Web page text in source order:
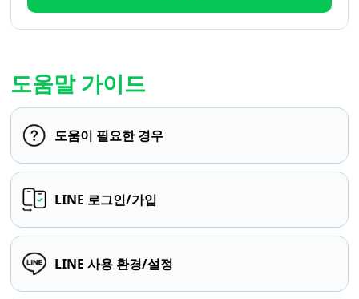
도움말 가이드
도움이 필요한 경우
LINE 로그인/가입
LINE 사용 환경/설정